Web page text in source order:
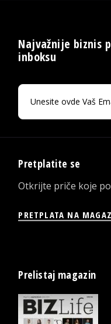
Najvažnije biznis
inboksu
Pretplatite se
Otkrijte priče koje
PRETPLATA NA
Prelistaj magazin